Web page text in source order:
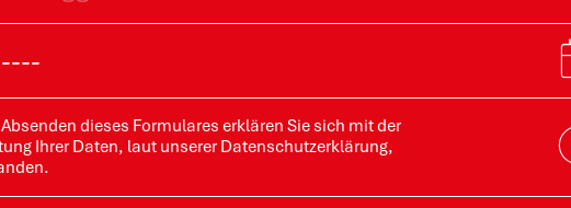
dieses Formulares erklären Sie sich mit der
Ihrer Daten, laut unserer Datenschutzerklärung,